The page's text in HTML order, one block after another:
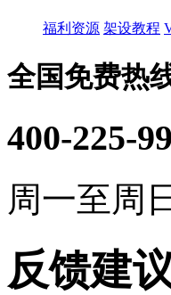
福利资源 架设教程
全国免费热
400-225-
周一至周
反馈建议